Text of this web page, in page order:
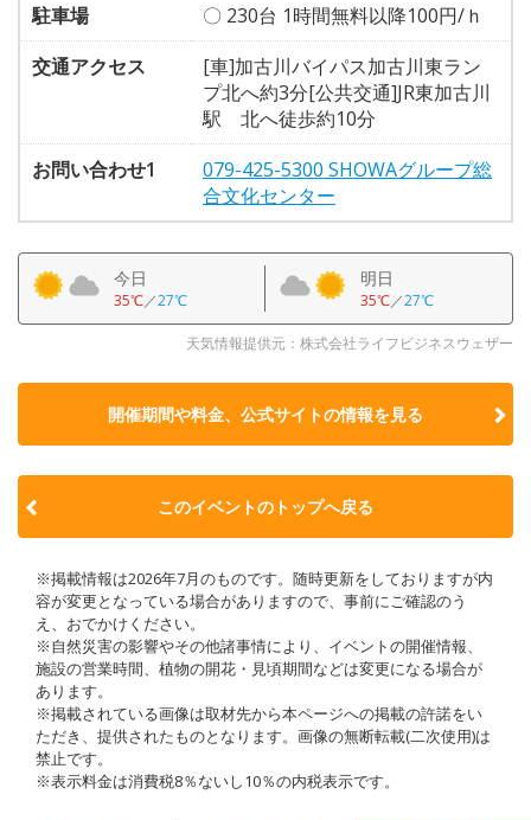
駐車場
〇 230台 1時間無料以降100円/ｈ
交通アクセス
[車]加古川バイパス加古川東ラン
プ北へ約3分[公共交通]JR東加古川
駅 北へ徒歩約10分
お問い合わせ1
079-425-5300 SHOWAグループ総
合文化センター
今日
35℃／27℃
明日
35℃／27℃
天気情報提供元：株式会社ライフビジネスウェザー
開催期間や料金、公式サイトの情報を見る
このイベントのトップへ戻る
※掲載情報は2026年7月のものです。随時更新をしておりますが内
容が変更となっている場合がありますので、事前にご確認のう
え、おでかけください。
※自然災害の影響やその他諸事情により、イベントの開催情報、
施設の営業時間、植物の開花・見頃期間などは変更になる場合が
あります。
※掲載されている画像は取材先から本ページへの掲載の許諾をい
ただき、提供されたものとなります。画像の無断転載(二次使用)は
禁止です。
※表示料金は消費税8％ないし10％の内税表示です。